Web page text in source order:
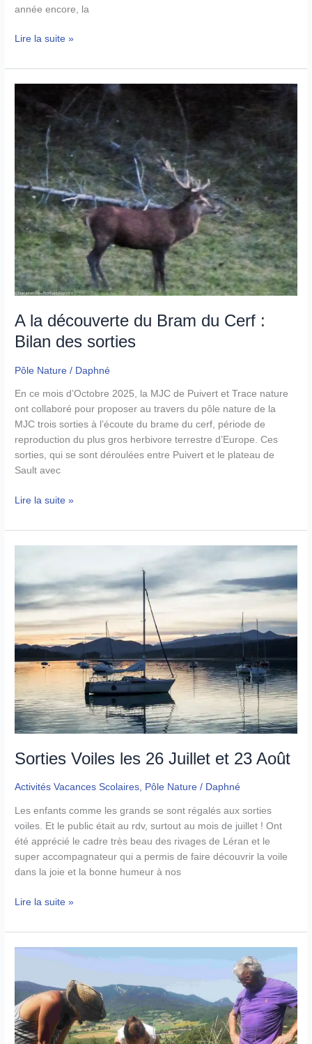
année encore, la
Ensemble
une
année
créativité,
de
partage
de
solidarité!
Lire la suite »
A la découverte du Bram du Cerf :
Bilan des sorties
Pôle Nature / Daphné
En ce mois d’Octobre 2025, la MJC de Puivert et Trace nature
ont collaboré pour proposer au travers du pôle nature de la
MJC trois sorties à l’écoute du brame du cerf, période de
reproduction du plus gros herbivore terrestre d’Europe. Ces
sorties, qui se sont déroulées entre Puivert et le plateau de
Sault avec
A
découverte
du
Cerf
:
Bilan
des
Lire la suite »
Sorties Voiles les 26 Juillet et 23 Août
Activités Vacances Scolaires, Pôle Nature / Daphné
Les enfants comme les grands se sont régalés aux sorties
voiles. Et le public était au rdv, surtout au mois de juillet ! Ont
été apprécié le cadre très beau des rivages de Léran et le
super accompagnateur qui a permis de faire découvrir la voile
dans la joie et la bonne humeur à nos
Sorties
les
26
23
Août
Lire la suite »